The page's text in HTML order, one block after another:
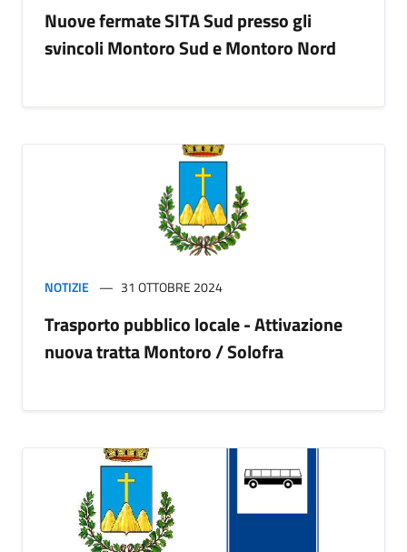
Nuove fermate SITA Sud presso gli
svincoli Montoro Sud e Montoro Nord
NOTIZIE 31 OTTOBRE 2024
Trasporto pubblico locale - Attivazione
nuova tratta Montoro / Solofra